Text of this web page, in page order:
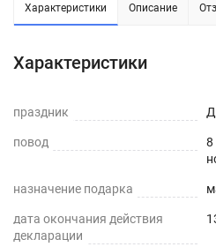
горизонтальных
водонепроницаемости,
Характеристики Описание
Характеристики
праздник
повод
8
назначение подарка
дата окончания действия
декларации